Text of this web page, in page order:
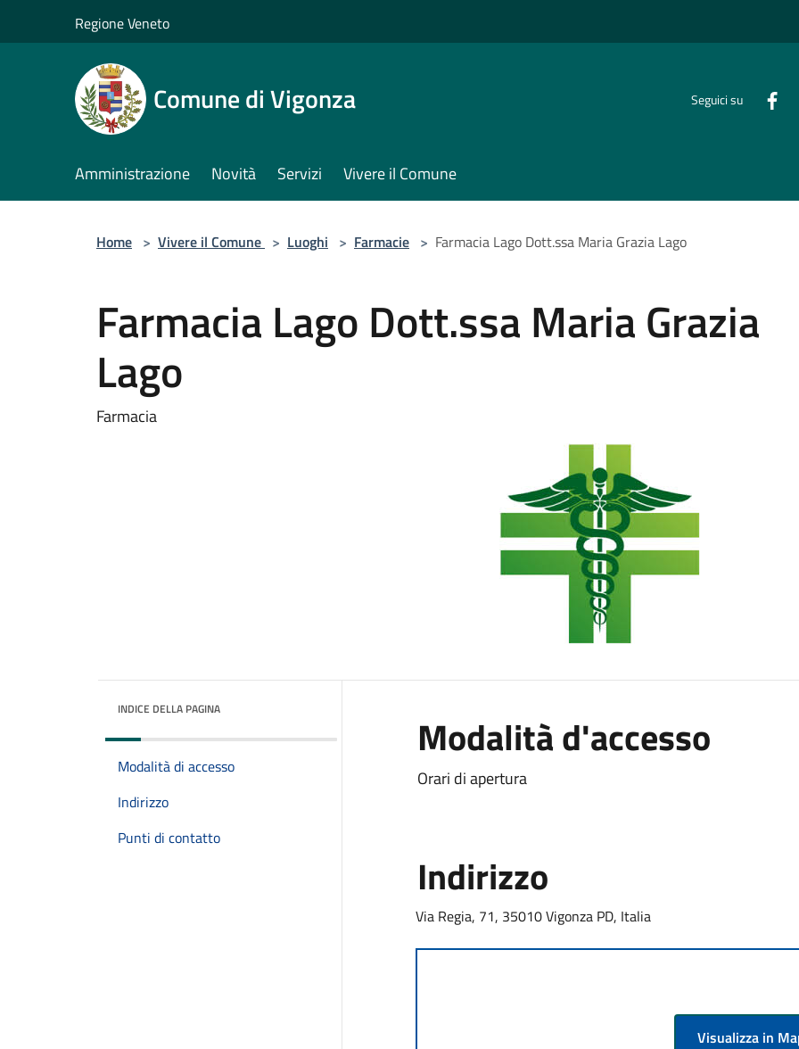
Regione Veneto
Comune di Vigonza Seguici su
Amministrazione Novità Servizi Vivere il Comune
Home > Vivere il Comune > Luoghi > Farmacie > Farmacia Lago Dott.ssa Maria Grazia Lago
Farmacia Lago Dott.ssa Maria Grazia
Lago
Farmacia
INDICE DELLA PAGINA
Modalità di accesso
Indirizzo
Punti di contatto
Modalità d'accesso
Orari di apertura
Indirizzo
Via Regia, 71, 35010 Vigonza PD, Italia
Visualizza in